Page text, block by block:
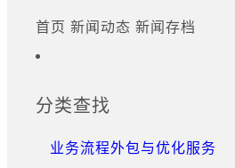
Footer
首页 新闻动态 新闻存档
网站地图
分类查找
业务流程外包与优化服务